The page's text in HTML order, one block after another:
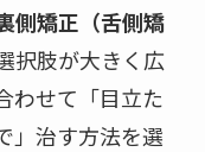
側矯正（舌側矯
択肢が大きく広
わせて「目立た
」治す方法を選